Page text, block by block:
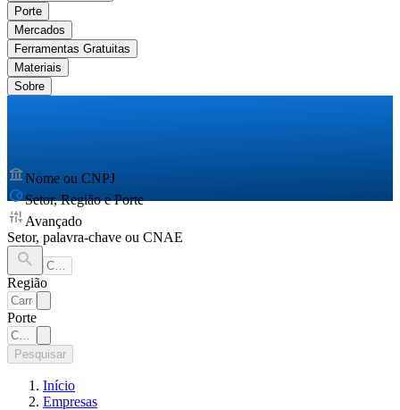
Porte
Mercados
Ferramentas Gratuitas
Materiais
Sobre
Nome ou CNPJ
Setor, Região e Porte
Avançado
Setor, palavra-chave ou CNAE
Região
Porte
Pesquisar
Início
Empresas